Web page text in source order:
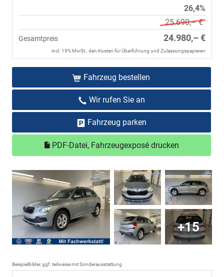
26,4%
25.690,– €
Gesamtpreis 24.980,– €
incl. 19% MwSt., den Kosten für Überführung und Zulassungspapieren
Fahrzeug bestellen
Wir rufen Sie an
Fahrzeug parken
PDF-Datei, Fahrzeugexposé drucken
+15
Beispielbilder, ggf. teilweise mit Sonderausstattung